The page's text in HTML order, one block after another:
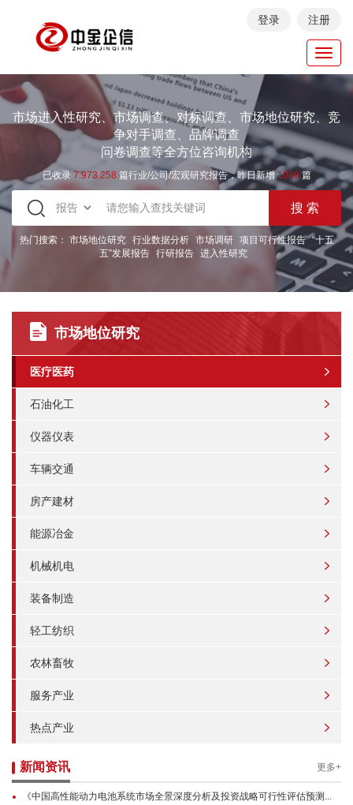
登录 注册
市场进入性研究、市场调查、对标调查、市场地位研究、竞
争对手调查、品牌调查
问卷调查等全方位咨询机构
已收录 7.973.258 篇行业/公司/宏观研究报告，昨日新增1088篇
热门搜索： 市场地位研究 行业数据分析 市场调研 项目可行性报告 “十五
五”发展报告 行研报告 进入性研究
市场地位研究
医疗医药
石油化工
仪器仪表
车辆交通
房产建材
能源冶金
机械机电
装备制造
轻工纺织
农林畜牧
服务产业
热点产业
新闻资讯 更多+
《中国高性能动力电池系统市场全景深度分析及投资战略可行性评估预测...